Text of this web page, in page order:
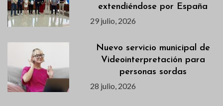
extendiéndose por España
29 julio, 2026
Nuevo servicio municipal de
Videointerpretación para
personas sordas
28 julio, 2026